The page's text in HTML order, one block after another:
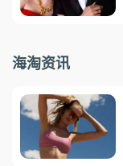
海淘资讯